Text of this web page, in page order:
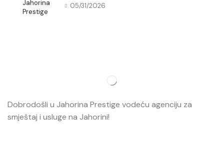
05/31/2026
Dobrodošli u Jahorina Prestige vodeću agenciju za
smještaj i usluge na Jahorini!